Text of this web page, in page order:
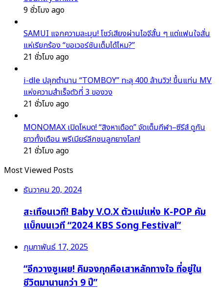
9 ชั่วโมง ago
SAMUI แจกความละมุน! โชว์เสียงผ่านไอจีสั้น ๆ แต่แฟนใจสั่น
แห่เรียกร้อง “ขอเวอร์ชันเต็มได้ไหม?”
21 ชั่วโมง ago
i-dle ปลุกตำนาน “TOMBOY” ทะลุ 400 ล้านวิว! ขึ้นแท่น MV
แห่งความสำเร็จตัวที่ 3 ของวง
21 ชั่วโมง ago
MONOMAX เปิดโหมด! “สิงหาเดือด” จัดเต็มกีฬา–ซีรีส์ ดูกัน
ยาวทั้งเดือน พรีเมียร์ลีกชนลูกยางโลก!
21 ชั่วโมง ago
Most Viewed Posts
ธันวาคม 20, 2024
สะเทือนเวที! Baby V.O.X ตัวแม่แห่ง K-POP คัม
แบ็กบนเวที “2024 KBS Song Festival”
กุมภาพันธ์ 17, 2025
“อีกวางซูเผย! คิมจงกุกคือเสาหลักทางใจ ที่อยู่ใน
ชีวิตมานานกว่า 9 ปี”